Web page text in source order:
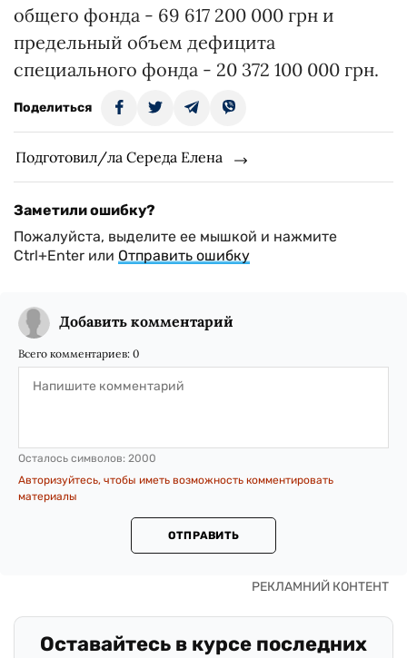
общего фонда - 69 617 200 000 грн и
предельный объем дефицита
специального фонда - 20 372 100 000 грн.
Поделиться
Подготовил/ла Середа Елена
Заметили ошибку?
Пожалуйста, выделите ее мышкой и нажмите
Ctrl+Enter или Отправить ошибку
Добавить комментарий
Всего комментариев: 0
Осталось символов: 2000
Авторизуйтесь, чтобы иметь возможность комментировать
материалы
ОТПРАВИТЬ
Оставайтесь в курсе последних